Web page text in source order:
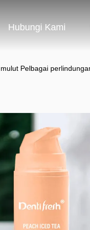
Hubungi Kami
Pelbagai